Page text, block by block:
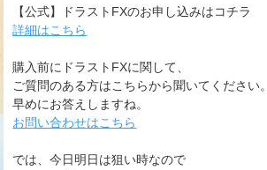
【公式】ドラストFXのお申し込みはコチラ
詳細はこちら
購入前にドラストFXに関して、
ご質問のある方はこちらから聞いてください。
早めにお答えしますね。
お問い合わせはこちら
では、今日明日は狙い時なので